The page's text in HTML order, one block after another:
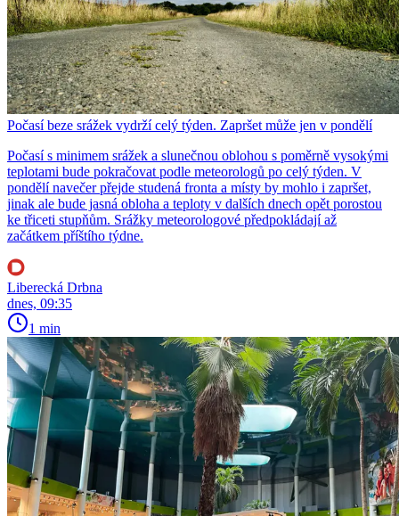
Počasí beze srážek vydrží celý týden. Zapršet může jen v pondělí
Počasí s minimem srážek a slunečnou oblohou s poměrně vysokými
teplotami bude pokračovat podle meteorologů po celý týden. V
pondělí navečer přejde studená fronta a místy by mohlo i zapršet,
jinak ale bude jasná obloha a teploty v dalších dnech opět porostou
ke třiceti stupňům. Srážky meteorologové předpokládají až
začátkem příštího týdne.
Liberecká Drbna
dnes, 09:35
1 min